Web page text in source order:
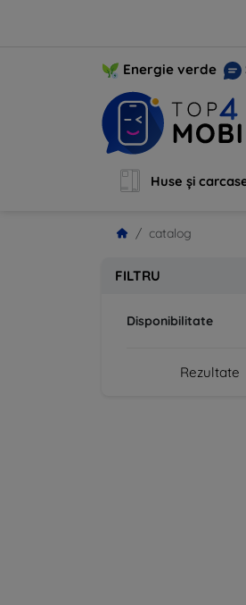
Energie verde
Huse și
catalog
FILTRU
Disponibilitate
Rezultate